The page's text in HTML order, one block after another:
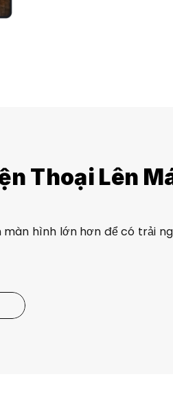
Thoại Lên
hình lớn hơn để có trải